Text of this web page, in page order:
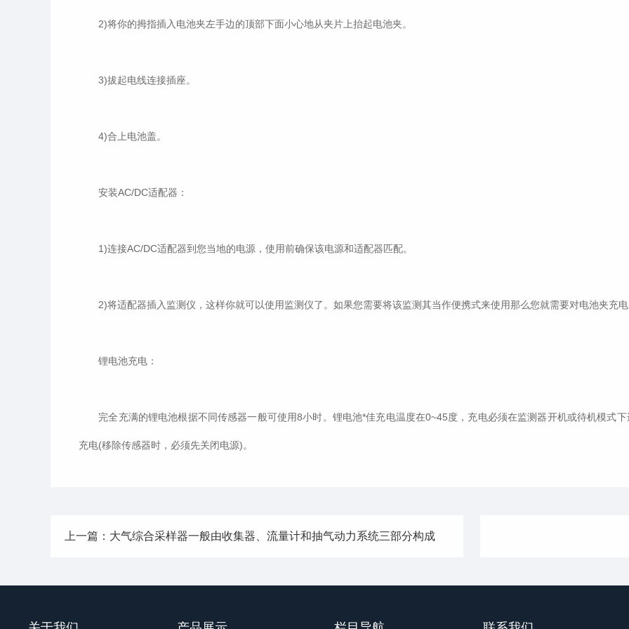
2)将你的拇指插入电池夹左手边的顶部下面小心地从夹片上抬起电池夹。
3)拔起电线连接插座。
4)合上电池盖。
安装AC/DC适配器：
1)连接AC/DC适配器到您当地的电源，使用前确保该电源和适配器匹配。
2)将适配器插入监测仪，这样你就可以使用监测仪了。如果您需要将该监测其当作便携式来使用那么您就需要对电池夹充
锂电池充电：
完全充满的锂电池根据不同传感器一般可使用8小时。锂电池*佳充电温度在0~45度，充电必须在监测器开机或待机模式
充电(移除传感器时，必须先关闭电源)。
上一篇：大气综合采样器一般由收集器、流量计和抽气动力系统三部分构成